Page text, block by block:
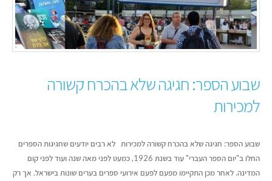
שבוע הספר: חגיגה שלא בהכרח קשורה
למכירות
שבוע הספר: חגיגה שלא בהכרח קשורה למכירות לא רבים יודעים שחגיגות הספרים
החלו ב"יום הספר העברי" עוד בשנת 1926, כמעט לפני מאה שנה ועוד לפני קום
המדינה. לאחר מכן התקיימו מפעם לפעם אירועי ספרים בערים שונות בישראל. אך רק